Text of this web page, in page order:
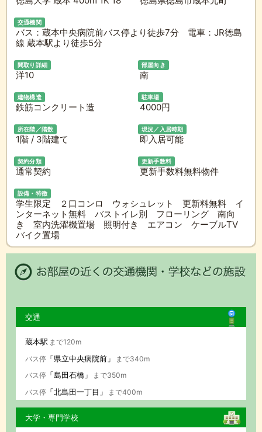
交通機関
バス：蔵本中央病院前バス停より徒歩7分 電車：JR徳島
線 蔵本駅より徒歩5分
間取り詳細
洋10
部屋向き
南
建物構造
鉄筋コンクリート造
駐車場
4000円
所在階／階数
1階 / 3階建て
現況／入居時期
即入居可能
契約分類
通常契約
更新手数料
更新手数料無料物件
設備・特徴
学生限定 ２口コンロ ウォシュレット 更新料無料 イ
ンターネット無料 バストイレ別 フローリング 南向
き 室内洗濯機置場 照明付き エアコン ケーブルTV
バイク置場
交通
蔵本駅 まで120m
バス停「県立中央病院前」
まで340m
バス停「島田石橋」
まで350m
バス停「北島田一丁目」 まで400m
大学・専門学校